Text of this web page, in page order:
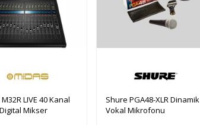
LIVE 40 Kanal
Mikser
Shure PGA48-XLR Dinamik
Vokal Mikrofonu